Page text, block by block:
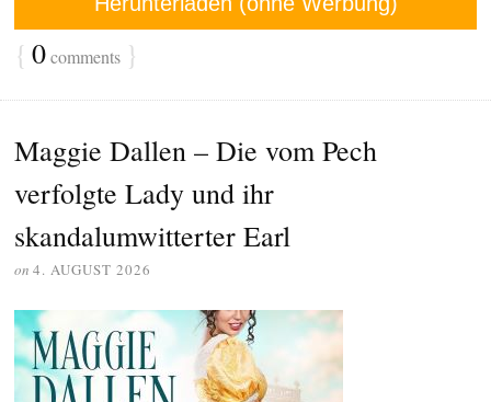
{ 0comments }
Maggie Dallen – Die vom Pech
verfolgte Lady und ihr
skandalumwitterter Earl
on 4. AUGUST 2026